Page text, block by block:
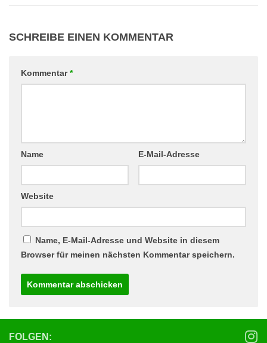
SCHREIBE EINEN KOMMENTAR
Kommentar*
Name E-Mail-Adresse
Website
Name, E-Mail-Adresse und Website in diesem
Browser für meinen nächsten Kommentar speichern.
FOLGEN: